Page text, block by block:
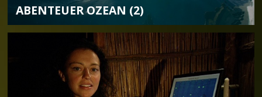
ABENTEUER OZEAN (2)